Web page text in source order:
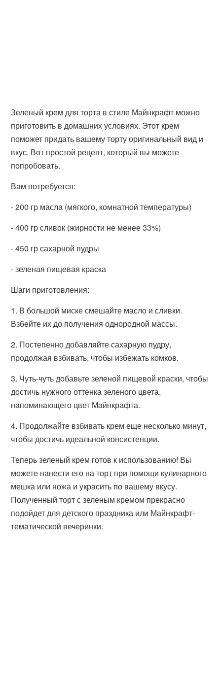
Зеленый крем для торта в стиле Майнкрафт можно
приготовить в домашних условиях. Этот крем
поможет придать вашему торту оригинальный вид и
вкус. Вот простой рецепт, который вы можете
попробовать.
Вам потребуется:
- 200 гр масла (мягкого, комнатной температуры)
- 400 гр сливок (жирности не менее 33%)
- 450 гр сахарной пудры
- зеленая пищевая краска
Шаги приготовления:
1. В большой миске смешайте масло и сливки.
Взбейте их до получения однородной массы.
2. Постепенно добавляйте сахарную пудру,
продолжая взбивать, чтобы избежать комков.
3. Чуть-чуть добавьте зеленой пищевой краски, чтобы
достичь нужного оттенка зеленого цвета,
напоминающего цвет Майнкрафта.
4. Продолжайте взбивать крем еще несколько минут,
чтобы достичь идеальной консистенции.
Теперь зеленый крем готов к использованию! Вы
можете нанести его на торт при помощи кулинарного
мешка или ножа и украсить по вашему вкусу.
Полученный торт с зеленым кремом прекрасно
подойдет для детского праздника или Майнкрафт-
тематической вечеринки.